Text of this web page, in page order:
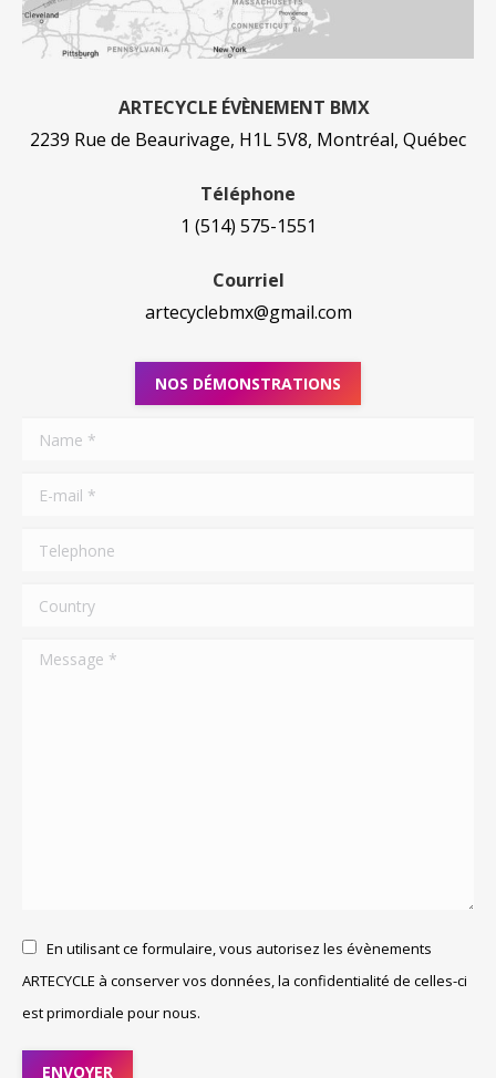
ARTECYCLE ÉVÈNEMENT BMX
2239 Rue de Beaurivage, H1L 5V8, Montréal, Québec
Téléphone
1 (514) 575-1551
Courriel
artecyclebmx@gmail.com
NOS DÉMONSTRATIONS
Name *
E-mail *
Telephone
Country
Message *
En utilisant ce formulaire, vous autorisez les évènements
ARTECYCLE à conserver vos données, la confidentialité de celles-ci
est primordiale pour nous.
ENVOYER